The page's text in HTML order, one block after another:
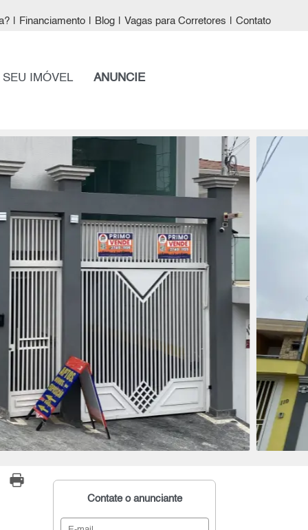
Financiamento Blog Vagas para Corretores Contato
IMÓVEL ANUNCIE
Contate o anunciante